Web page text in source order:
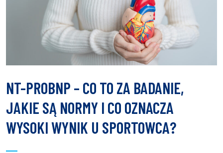
NT-PROBNP – CO TO ZA BADANIE,
JAKIE SĄ NORMY I CO OZNACZA
WYSOKI WYNIK U SPORTOWCA?